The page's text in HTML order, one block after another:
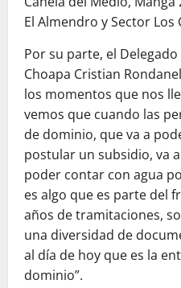
El Almendro y Sector Los
Por su parte, el
Choapa Cristian
los momentos que nos
vemos que cuando las
de dominio, que va a
postular un subsidio, va
poder contar con agua
es algo que es parte del
años de tramitaciones,
una diversidad de
al día de hoy que es la
dominio”.